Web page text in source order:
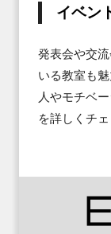
イベン
発表会や交
いる教室も
人やモチベ
を詳しくチ